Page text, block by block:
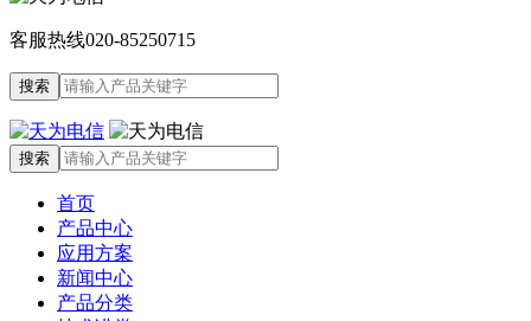
客服热线020-85250715
首页
产品中心
应用方案
新闻中心
产品分类